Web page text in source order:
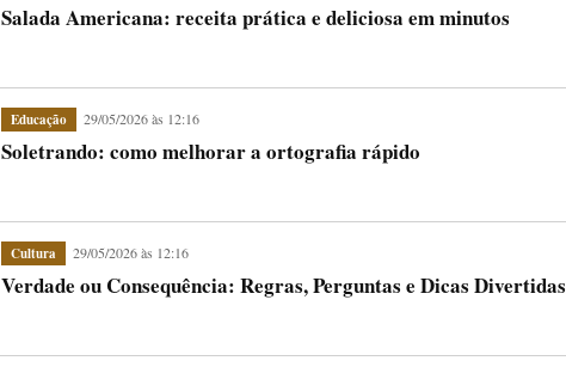
Salada Americana: receita prática e deliciosa em minutos
Educação 29/05/2026 às 12:16
Soletrando: como melhorar a ortografia rápido
Cultura 29/05/2026 às 12:16
Verdade ou Consequência: Regras, Perguntas e Dicas Divertidas